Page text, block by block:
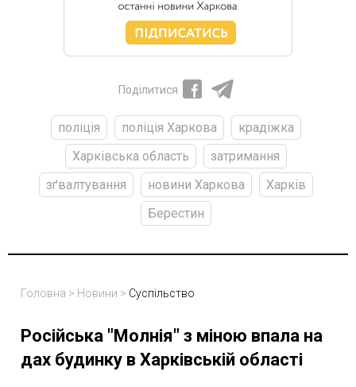
Поділитися
поліція поліція Харкова
крадіжка
Харківська область
затримання
зґвалтування
новини Харкова
Харків
Берестин
Головна > Новини > Суспільство
Російська "Молнія" з міною впала на
дах будинку в Харківській області